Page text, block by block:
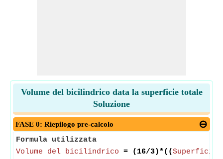
Volume del bicilindrico data la superficie totale
Soluzione
FASE 0: Riepilogo pre-calcolo
Formula utilizzata
Volume del bicilindrico = (16/3)*((